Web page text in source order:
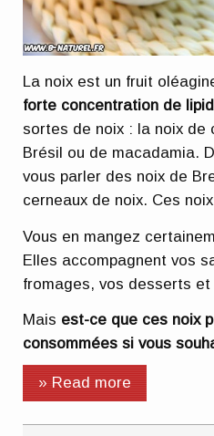
La noix est un fruit
forte concentration de
sortes de noix : la noix de
Brésil ou de macadamia.
vous parler des noix de
cerneaux de noix. Ces
Vous en mangez
Elles accompagnent vos
fromages, vos desserts et
Mais est-ce que ces noix
consommées si vous
» Read more